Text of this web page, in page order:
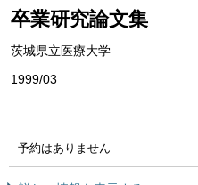
卒業研究論文集
茨城県立医療大学
1999/03
予約はありません